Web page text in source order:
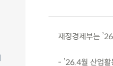
재정경제부는
- ’26.4월 산업활